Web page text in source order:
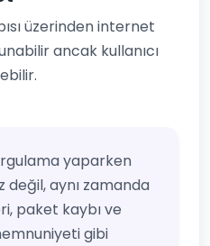
üzerinden internet
ancak kullanıcı
yaparken
değil, aynı zamanda
paket kaybı ve
gibi